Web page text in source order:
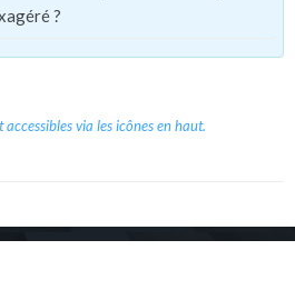
?
accessibles via les icônes en haut.